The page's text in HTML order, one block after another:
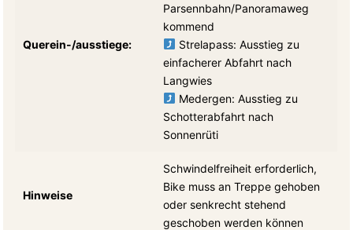
Querein-/ausstiege:
Parsennbahn/Panoramaweg
kommend
Strelapass: Ausstieg zu
einfacherer Abfahrt nach
Langwies
Medergen: Ausstieg zu
Schotterabfahrt nach
Sonnenrüti
Hinweise
Schwindelfreiheit erforderlich,
Bike muss an Treppe gehoben
oder senkrecht stehend
geschoben werden können